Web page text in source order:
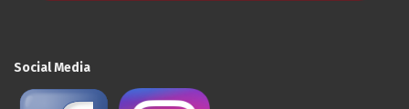
Social Media